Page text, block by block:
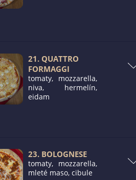
21. QUATTRO
FORMAGGI
tomaty, mozzarella,
niva, hermelín,
eidam
23. BOLOGNESE
tomaty, mozzarella,
mleté maso, cibule